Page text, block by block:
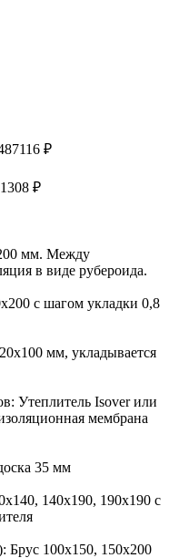
₽
₽
мм. Между
в виде рубероида.
с шагом укладки 0,8
мм, укладывается
Утеплитель Isover или
мембрана
35 мм
140х190, 190х190 с
Брус 100х150, 150х200